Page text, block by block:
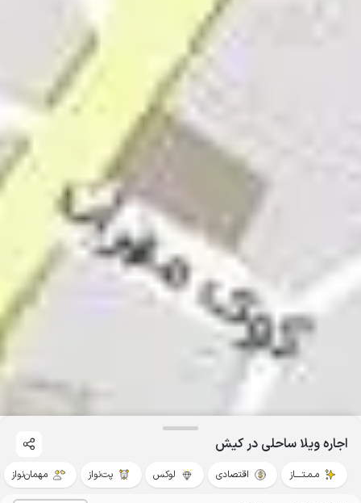
اجاره ویلا ساحلی در کیش
مـمـتــــاز اقتصادی لوکس پت‌نواز مهمان‌نواز